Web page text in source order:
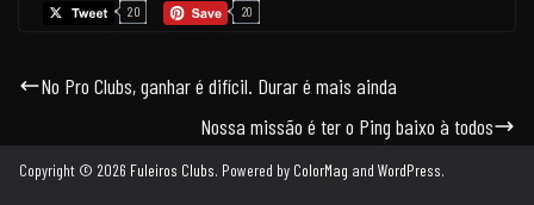
20
20
No Pro Clubs, ganhar é difícil. Durar é mais ainda
Nossa missão é ter o Ping baixo à todos
Copyright © 2026 Fuleiros Clubs. Powered by ColorMag and WordPress.